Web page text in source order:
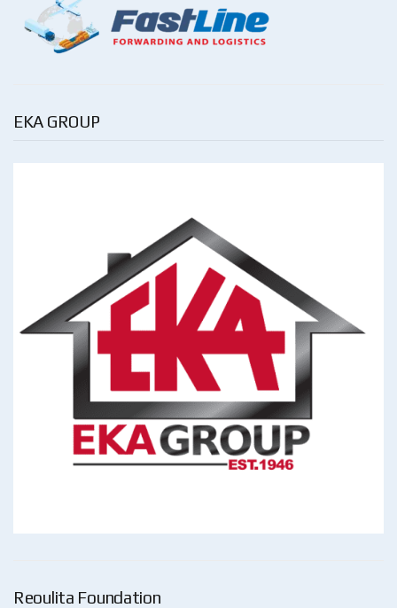
EKA GROUP
Reoulita Foundation